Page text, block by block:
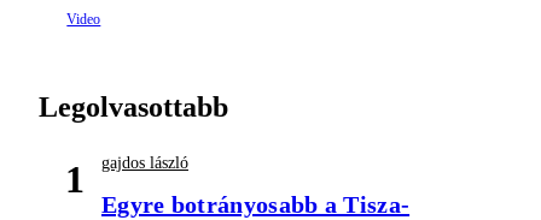
Legolvasottabb
1 gajdos lászló
Egyre botrányosabb a Tisza-